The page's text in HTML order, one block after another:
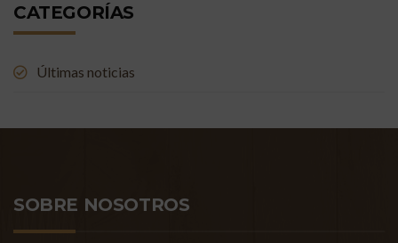
CATEGORÍAS
Últimas noticias
SOBRE NOSOTROS